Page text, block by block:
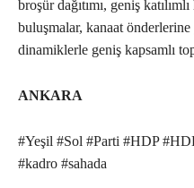
broşür dağıtımı, geniş
buluşmalar, kanaat
dinamiklerle geniş kapsamlı
ANKARA
#Yeşil #Sol #Parti #HDP
#kadro #sahada